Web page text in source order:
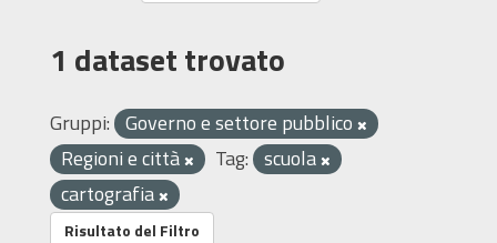
1 dataset trovato
Gruppi: Governo e settore pubblico
Regioni e città
Tag: scuola
cartografia
Risultato del Filtro